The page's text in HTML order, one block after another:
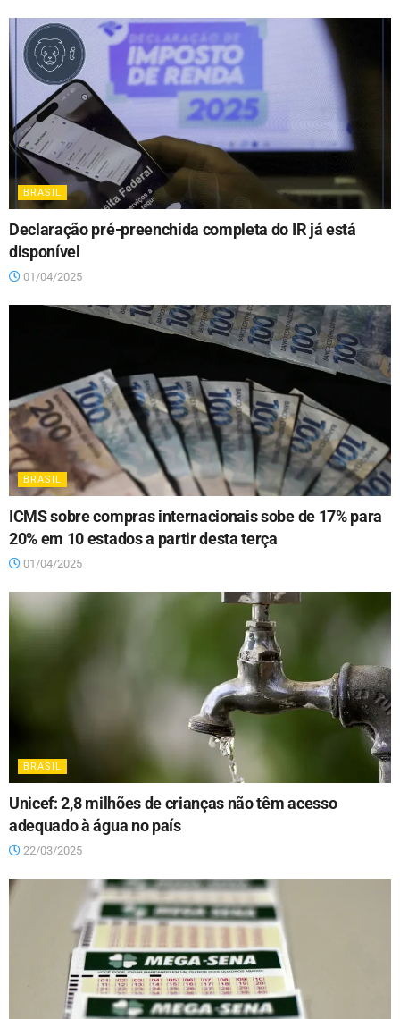
BRASIL
Declaração pré-preenchida completa do IR já está
disponível
01/04/2025
BRASIL
ICMS sobre compras internacionais sobe de 17% para
20% em 10 estados a partir desta terça
01/04/2025
BRASIL
Unicef: 2,8 milhões de crianças não têm acesso
adequado à água no país
22/03/2025